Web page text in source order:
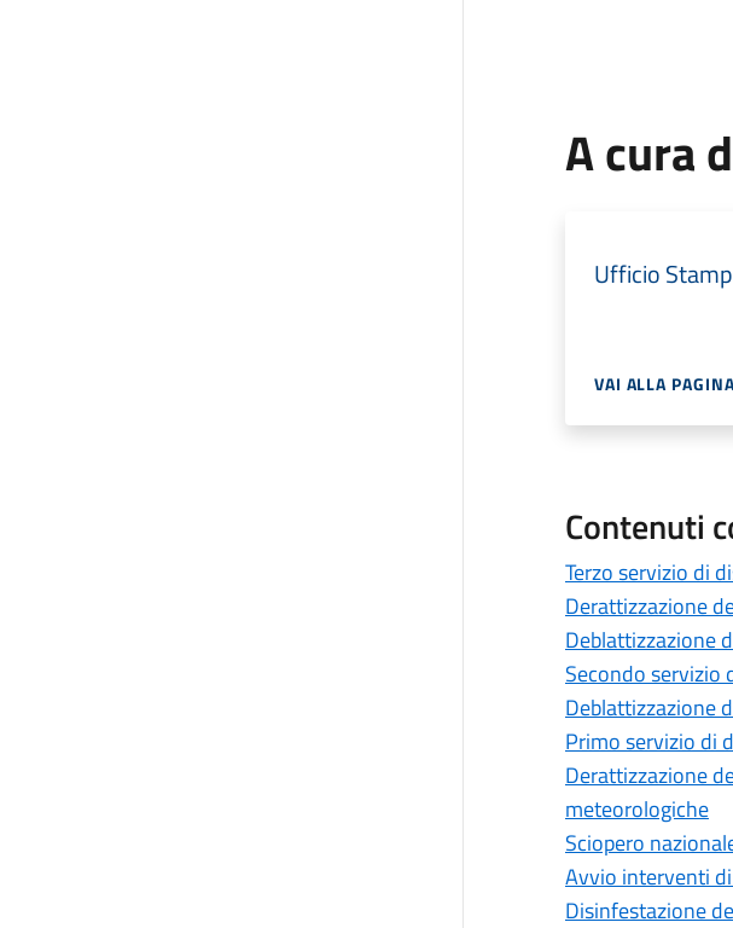
A cura
Ufficio
VAI ALLA PAGINA
Contenuti
Terzo servizio di
Derattizzazione
Deblattizzazione
Secondo
Deblattizzazione
Primo servizio di
Derattizzazione
meteorologiche
Sciopero
Avvio interventi
Disinfestazione